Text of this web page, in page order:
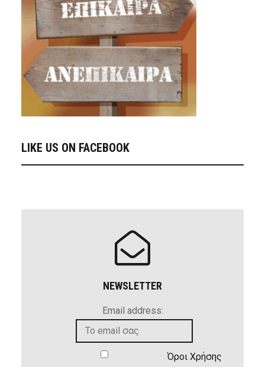
LIKE US ON FACEBOOK
NEWSLETTER
Email address:
Όροι Χρήσης